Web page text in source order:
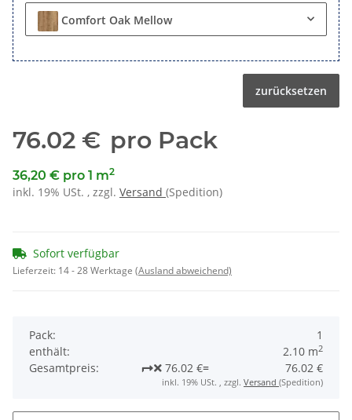
Comfort Oak Mellow
zurücksetzen
76.02 € pro Pack
36,20 € pro 1 m2
inkl. 19% USt. , zzgl. Versand (Spedition)
Sofort verfügbar
Lieferzeit: 14 - 28 Werktage (Ausland abweichend)
Pack:
enthält:
1
2.10 m2
Gesamtpreis: 76.02 €= 76.02 €
inkl. 19% USt. , zzgl. Versand (Spedition)